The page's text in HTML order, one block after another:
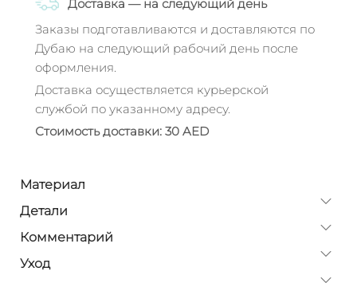
Доставка — на следующий день
Заказы подготавливаются и доставляются по
Дубаю на следующий рабочий день после
оформления.
Доставка осуществляется курьерской
службой по указанному адресу.
Стоимость доставки: 30 AED
Материал
Детали
Комментарий
Уход